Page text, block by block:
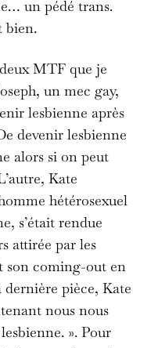
un pédé trans.
bien.
MTF que je
un mec gay,
lesbienne après
devenir lesbienne
alors si on peut
Kate
hétérosexuel
s’était rendue
attirée par les
son coming-out en
dernière pièce, Kate
nous nous
». Pour